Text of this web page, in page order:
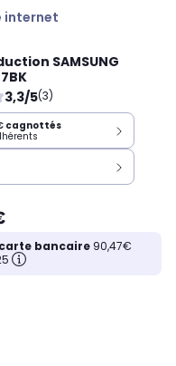
internet
SAMSUNG
3,3/5(3)
cagnottés
bancaire 90,47€